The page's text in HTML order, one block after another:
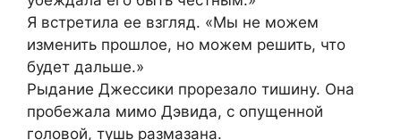
Я встретила ее взгляд. «Мы не можем
изменить прошлое, но можем решить, что
будет дальше.»
Рыдание Джессики прорезало тишину. Она
пробежала мимо Дэвида, с опущенной
головой, тушь размазана.